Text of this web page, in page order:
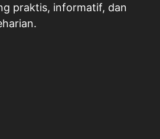
praktis, informatif, dan